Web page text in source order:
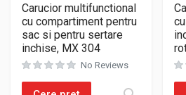
Carucior multifunctional
cu compartiment pentru
sac si pentru sertare
inchise, MX 304
No Reviews